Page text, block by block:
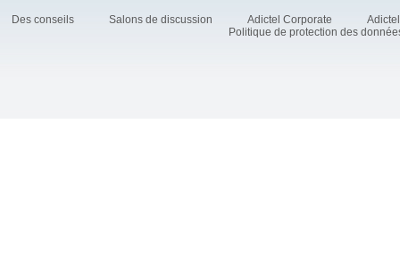
Des conseils Salons de discussion Adictel Corporate
Politique de protection des